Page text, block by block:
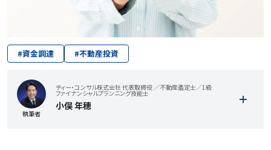
#資金調達 #不動産投資
執筆者
ティー・コンサル株式会社 代表取締役 ／不動産鑑定士／1級
ファイナンシャルプランニング技能士
小俣 年穂